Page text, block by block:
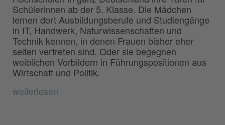
Schülerinnen ab der 5. Klasse. Die Mädchen
lernen dort Ausbildungsberufe und Studiengänge
in IT, Handwerk, Naturwissenschaften und
Technik kennen, in denen Frauen bisher eher
selten vertreten sind. Oder sie begegnen
weiblichen Vorbildern in Führungspositionen aus
Wirtschaft und Politik.
weiterlesen